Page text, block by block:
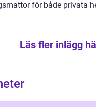
för både privata
Läs fler inlägg